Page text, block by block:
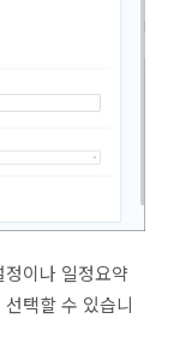
이나 일정요약
택할 수 있습니